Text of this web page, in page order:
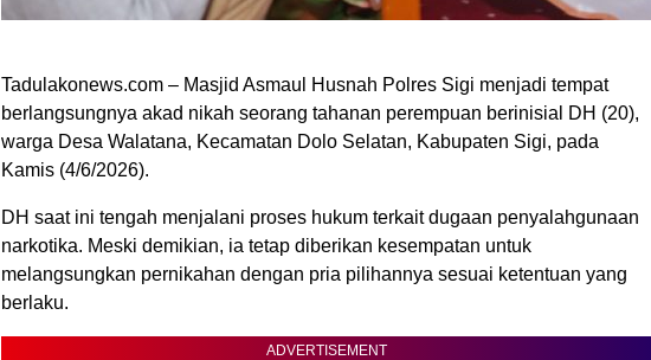
Tadulakonews.com – Masjid Asmaul Husnah Polres Sigi menjadi tempat
berlangsungnya akad nikah seorang tahanan perempuan berinisial DH (20),
warga Desa Walatana, Kecamatan Dolo Selatan, Kabupaten Sigi, pada
Kamis (4/6/2026).
DH saat ini tengah menjalani proses hukum terkait dugaan penyalahgunaan
narkotika. Meski demikian, ia tetap diberikan kesempatan untuk
melangsungkan pernikahan dengan pria pilihannya sesuai ketentuan yang
berlaku.
ADVERTISEMENT